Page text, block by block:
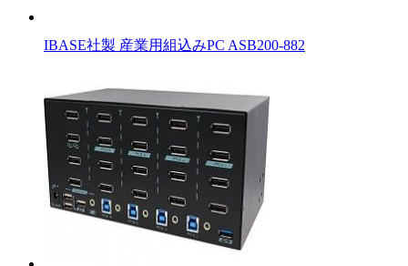
IBASE社製 産業用組込みPC ASB200-882